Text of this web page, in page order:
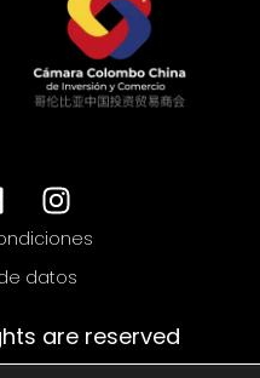
datos
are reserved